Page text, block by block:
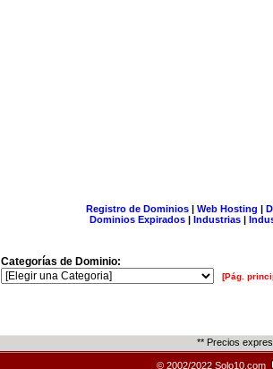
Registro de Dominios| Web Hosting |
Dominios Expirados | Industrias |
Categorías de Dominio:
[Pág.
** Precios
© 2002/2022 Solo10.com